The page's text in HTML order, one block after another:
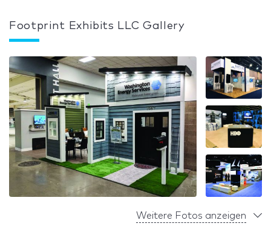
Footprint Exhibits LLC Gallery
Weitere Fotos anzeigen